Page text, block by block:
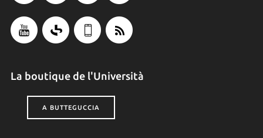
La boutique de l'Università
A BUTTEGUCCIA